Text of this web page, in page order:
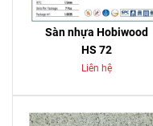
Sàn nhựa Hobiwood
HS 72
Liên hệ